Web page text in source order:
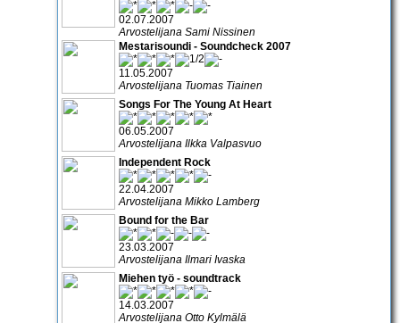
02.07.2007
Arvostelijana Sami Nissinen
Mestarisoundi - Soundcheck 2007
11.05.2007
Arvostelijana Tuomas Tiainen
Songs For The Young At Heart
06.05.2007
Arvostelijana Ilkka Valpasvuo
Independent Rock
22.04.2007
Arvostelijana Mikko Lamberg
Bound for the Bar
23.03.2007
Arvostelijana Ilmari Ivaska
Miehen työ - soundtrack
14.03.2007
Arvostelijana Otto Kylmälä